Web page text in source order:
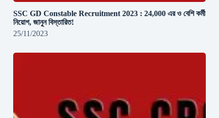
SSC GD Constable Recruitment 2023 : 24,000 এর ও বেশি কর্মী
নিয়োগ, জানুন বিস্তারিত!
25/11/2023